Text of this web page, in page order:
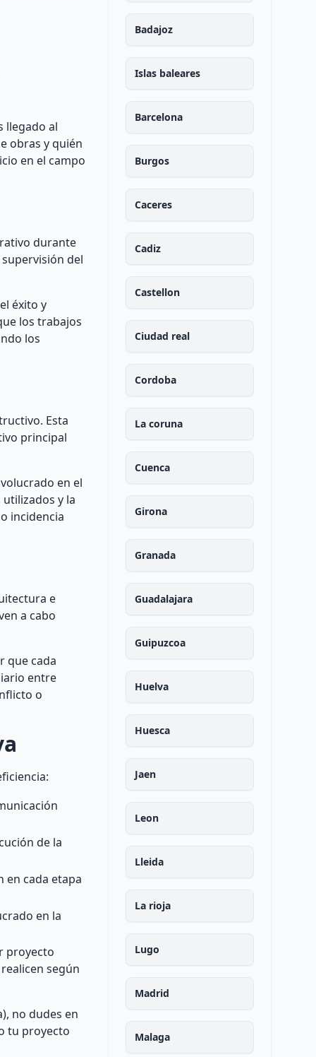
llegado al
obras y quién
en el campo
durante
del
éxito y
los trabajos
los
Esta
principal
en el
y la
incidencia
e
a cabo
que cada
entre
o
de la
en cada etapa
en la
proyecto
según
no dudes en
tu proyecto
Badajoz
Islas baleares
Barcelona
Burgos
Caceres
Cadiz
Castellon
Ciudad real
Cordoba
La coruna
Cuenca
Girona
Granada
Guadalajara
Guipuzcoa
Huelva
Huesca
Jaen
Leon
Lleida
La rioja
Lugo
Madrid
Malaga